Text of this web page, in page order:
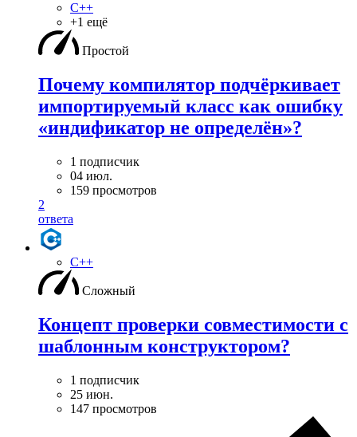
C++
+1 ещё
Простой
Почему компилятор подчёркивает
импортируемый класс как ошибку
«индификатор не определён»?
1 подписчик
04 июл.
159 просмотров
2
ответа
C++
Сложный
Концепт проверки совместимости с
шаблонным конструктором?
1 подписчик
25 июн.
147 просмотров